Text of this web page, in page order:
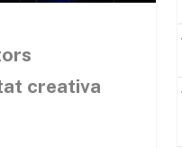
creativa